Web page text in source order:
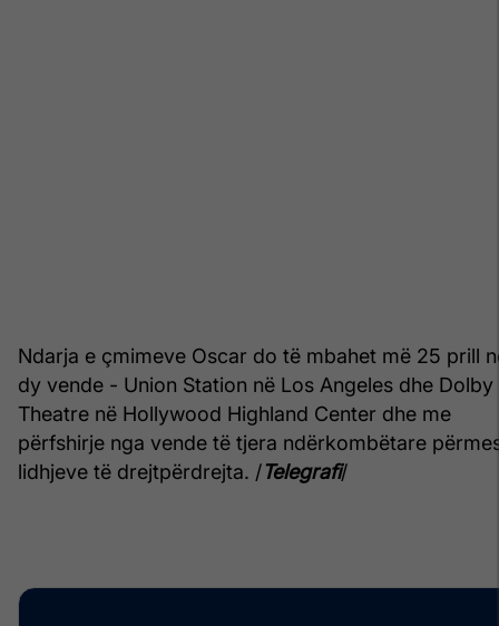
Ndarja e çmimeve Oscar do të mbahet më 25 prill
dy vende - Union Station në Los Angeles dhe Dolby
Theatre në Hollywood Highland Center dhe me
përfshirje nga vende të tjera ndërkombëtare
lidhjeve të drejtpërdrejta. /Telegrafi/